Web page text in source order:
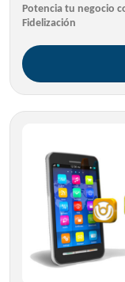
Potencia tu negocio
Fidelización